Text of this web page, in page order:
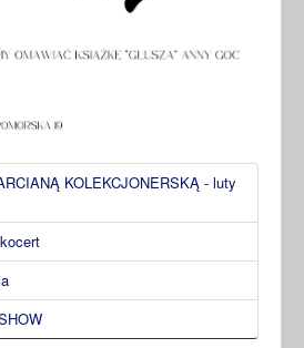
KOLEKCJONERSKĄ - luty